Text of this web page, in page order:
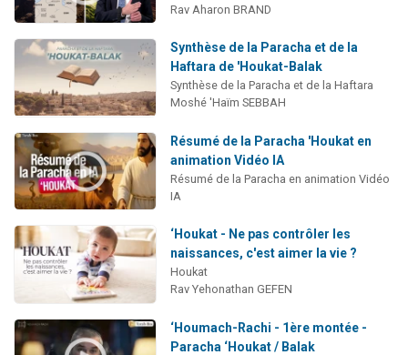
Rav Aharon BRAND
Synthèse de la Paracha et de la
Haftara de 'Houkat-Balak
Synthèse de la Paracha et de la Haftara
Moshé 'Haïm SEBBAH
Résumé de la Paracha 'Houkat en
animation Vidéo IA
Résumé de la Paracha en animation Vidéo
IA
‘Houkat - Ne pas contrôler les
naissances, c'est aimer la vie ?
Houkat
Rav Yehonathan GEFEN
‘Houmach-Rachi - 1ère montée -
Paracha ‘Houkat / Balak